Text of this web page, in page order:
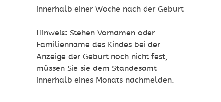
innerhalb einer Woche nach der Geburt
Hinweis: Stehen Vornamen oder
Familienname des Kindes bei der
Anzeige der Geburt noch nicht fest,
müssen Sie sie dem Standesamt
innerhalb eines Monats nachmelden.